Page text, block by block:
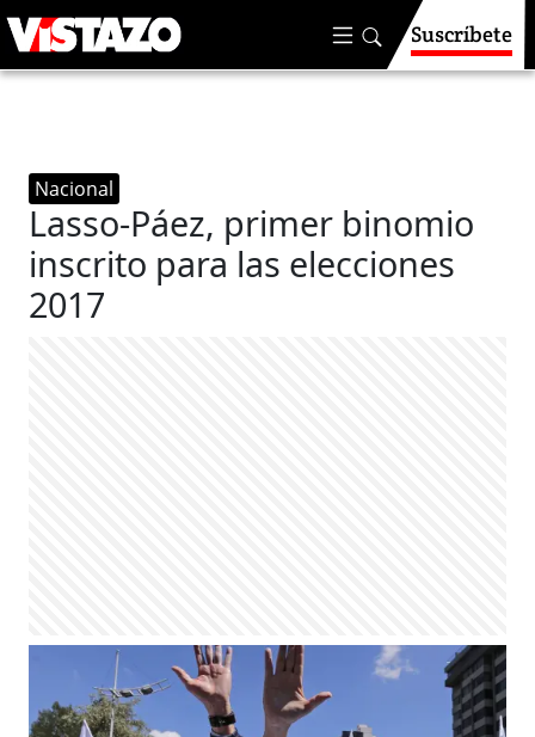
Suscríbete
Nacional
Lasso-Páez, primer binomio
inscrito para las elecciones
2017